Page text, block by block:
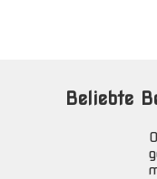
Beliebte